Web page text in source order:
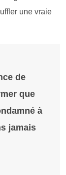
une vraie
de
que
à
jamais